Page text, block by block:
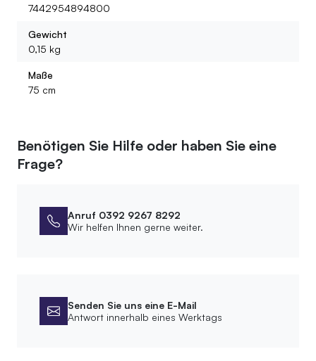
7442954894800
Gewicht
0,15 kg
Maße
75 cm
Benötigen Sie Hilfe oder haben Sie eine
Frage?
Anruf 0392 9267 8292
Wir helfen Ihnen gerne weiter.
Senden Sie uns eine E-Mail
Antwort innerhalb eines Werktags